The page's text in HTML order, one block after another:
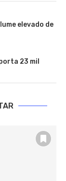
elevado de
23 mil